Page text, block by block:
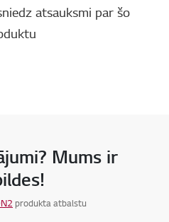
atsauksmi par šo
Mums ir
produkta atbalstu